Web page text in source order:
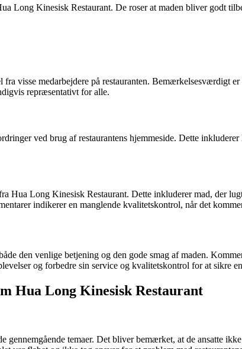
Long Kinesisk Restaurant. De roser at maden bliver godt
visse medarbejdere på restauranten. Bemærkelsesværdigt
repræsentativt for alle.
ved brug af restaurantens hjemmeside. Dette
Hua Long Kinesisk Restaurant. Dette inkluderer mad, der
indikerer en manglende kvalitetskontrol, når det
den venlige betjening og den gode smag af maden.
og forbedre sin service og kvalitetskontrol for at sikre
Hua Long Kinesisk Restaurant
gennemgående temaer. Det bliver bemærket, at de ansatte